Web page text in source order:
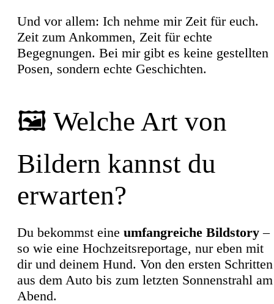
Und vor allem: Ich nehme mir Zeit für euch.
Zeit zum Ankommen, Zeit für echte
Begegnungen. Bei mir gibt es keine gestellten
Posen, sondern echte Geschichten.
🖼️ Welche Art von
Bildern kannst du
erwarten?
Du bekommst eine umfangreiche Bildstory –
so wie eine Hochzeitsreportage, nur eben mit
dir und deinem Hund. Von den ersten Schritten
aus dem Auto bis zum letzten Sonnenstrahl am
Abend.